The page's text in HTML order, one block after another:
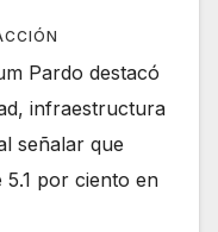
Pardo destacó
infraestructura
señalar que
por ciento en